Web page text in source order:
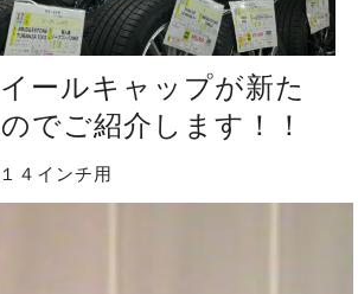
ールキャップが新た
でご紹介します！！
４インチ用